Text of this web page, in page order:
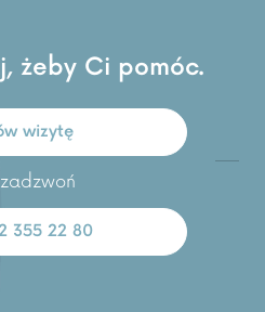
żeby Ci pomóc.
wizytę
355 22 80